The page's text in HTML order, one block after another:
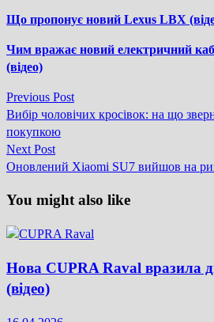
Що пропонує новий Lexus LBX
Чим вражає новий електричний
(відео)
Навігація
записів
Previous PostPrevious
post:
Вибір чоловічих кросівок: на що
покупкою
Next PostNext
post:
Оновлений Xiaomi SU7 вийшов на
You might also like
Нова CUPRA Raval вразила
(відео)